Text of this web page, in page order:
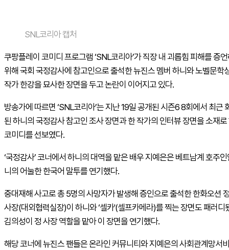
SNL코리아 캡처
쿠팡플레이 코미디 프로그램 ‘SNL코리아’가 직장 내 괴롭힘 피해를 증
위해 국회 국정감사에 참고인으로 출석한 뉴진스 멤버 하니와 노벨문학
작가 한강을 묘사한 장면을 두고 논란이 이어지고 있다.
방송가에 따르면 ‘SNL코리아’는 지난 19일 공개된 시즌6 8회에서 최근
된 하니의 국정감사 참고인 조사 장면과 한 작가의 인터뷰 장면을 소재로
코미디를 선보였다.
‘국정감사’ 코너에서 하니의 대역을 맡은 배우 지예은은 베트남계 호주
니의 어눌한 한국어 말투를 연기했다.
중대재해 사고로 총 5명의 사망자가 발생해 증인으로 출석한 한화오션
사장(대외협력실장)이 하니와 ‘셀카'(셀프카메라)를 찍는 장면도 패러디
김의성이 정 사장 역할을 맡아 이 장면을 연기했다.
해당 코너에 뉴진스 팬들은 온라인 커뮤니티와 지예은의 사회관계망서